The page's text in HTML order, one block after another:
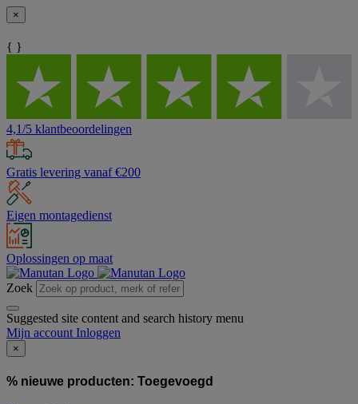
×
{ }
4,1/5 klantbeoordelingen
Gratis levering vanaf €200
Eigen montagedienst
Oplossingen op maat
Zoek
Suggested site content and search history menu
Mijn account Inloggen
×
% nieuwe producten: Toegevoegd